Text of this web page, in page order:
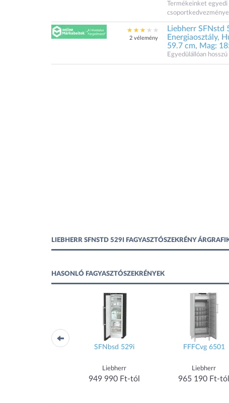
Termékeinket egyedi
2 vélemény
Liebherr SFNstd
Energiaosztály,
59.7 cm, Mag:
Egyedülállóan
LIEBHERR SFNSTD 529I FAGYASZTÓSZEKRÉNY
HASONLÓ FAGYASZTÓSZEKRÉNYEK
SFNbsd 529i
Liebherr
949 990 Ft-tól
FFFCvg 6501
Liebherr
965 190 Ft-tól